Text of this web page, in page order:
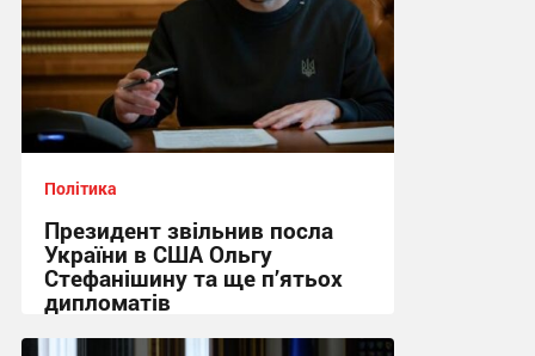
Політика
Президент звільнив посла
України в США Ольгу
Стефанішину та ще п’ятьох
дипломатів